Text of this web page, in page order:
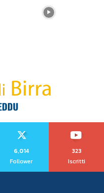
6,014
Follower
323
Iscritti